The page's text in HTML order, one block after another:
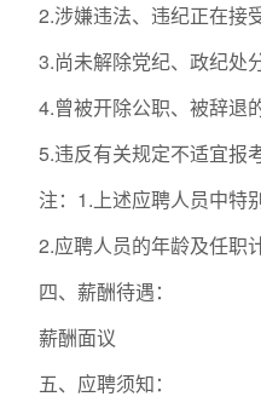
2.涉嫌违法、违纪正在接
3.尚未解除党纪、政纪处
4.曾被开除公职、被辞退的
5.违反有关规定不适宜报
注：1.上述应聘人员中特
2.应聘人员的年龄及任职
四、薪酬待遇：
薪酬面议
五、应聘须知：